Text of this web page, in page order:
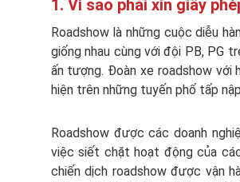
1. Vì sao phải xin giấy
Roadshow là những cuộc diễu
giống nhau cùng với đội PB, PG
ấn tượng. Đoàn xe roadshow
hiện trên những tuyến phố tấp
Roadshow được các doanh
việc siết chặt hoạt động của
chiến dịch roadshow được vận